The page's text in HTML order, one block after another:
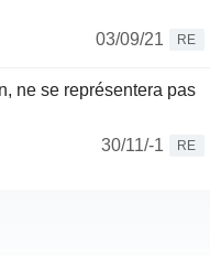
03/09/21
RE
ne se représentera pas
30/11/-1
RE